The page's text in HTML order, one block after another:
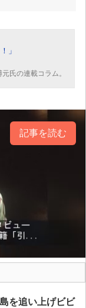
」
氏の連載コラム。
記事を読む
を追い上げビビ